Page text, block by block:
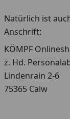
Natürlich ist
Anschrift:
KÖMPF
z. Hd.
Lindenrain 2-6
75365 Calw